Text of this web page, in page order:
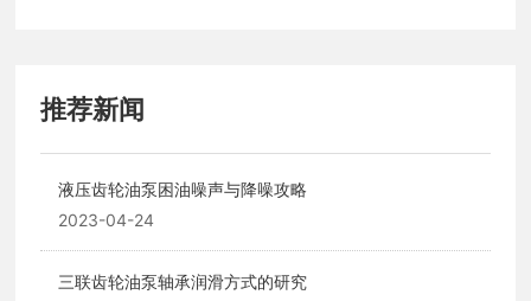
推荐新闻
液压齿轮油泵困油噪声与降噪攻略
2023-04-24
三联齿轮油泵轴承润滑方式的研究